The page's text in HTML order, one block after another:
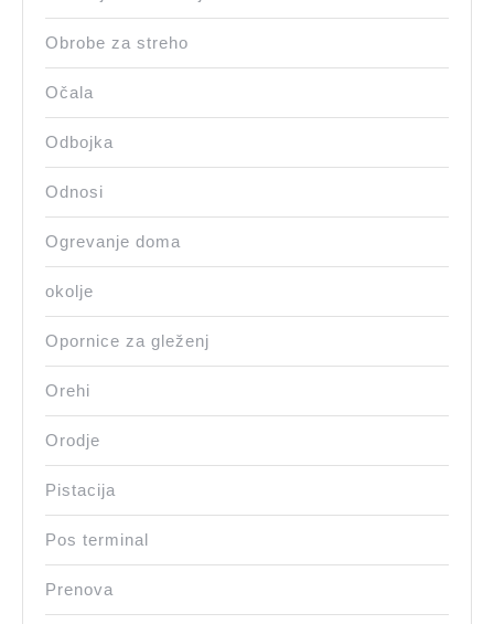
Obrobe za streho
Očala
Odbojka
Odnosi
Ogrevanje doma
okolje
Opornice za gleženj
Orehi
Orodje
Pistacija
Pos terminal
Prenova